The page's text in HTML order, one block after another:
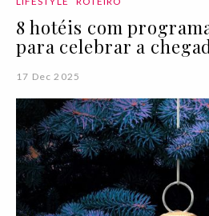
8 hotéis com
para celebrar a
17 Dec 2025